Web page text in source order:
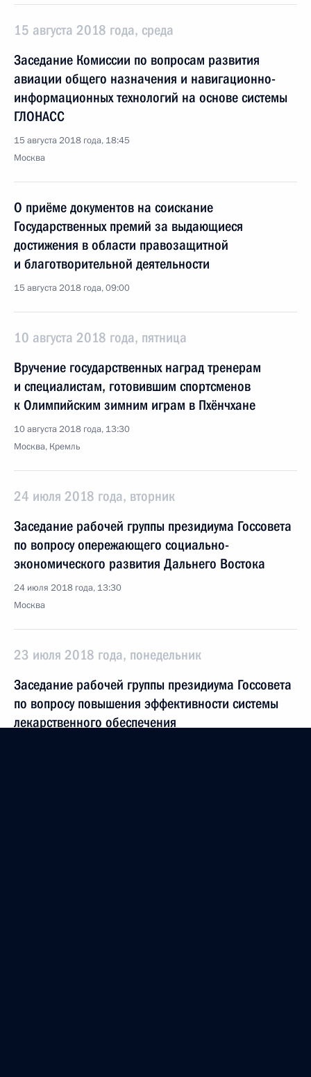
15 августа 2018 года, среда
Заседание Комиссии по вопросам развития
авиации общего назначения и навигационно-
информационных технологий на основе системы
ГЛОНАСС
15 августа 2018 года, 18:45
Москва
О приёме документов на соискание
Государственных премий за выдающиеся
достижения в области правозащитной
и благотворительной деятельности
15 августа 2018 года, 09:00
10 августа 2018 года, пятница
Вручение государственных наград тренерам
и специалистам, готовившим спортсменов
к Олимпийским зимним играм в Пхёнчхане
10 августа 2018 года, 13:30
Москва, Кремль
24 июля 2018 года, вторник
Заседание рабочей группы президиума Госсовета
по вопросу опережающего социально-
экономического развития Дальнего Востока
24 июля 2018 года, 13:30
Москва
23 июля 2018 года, понедельник
Заседание рабочей группы президиума Госсовета
по вопросу повышения эффективности системы
лекарственного обеспечения